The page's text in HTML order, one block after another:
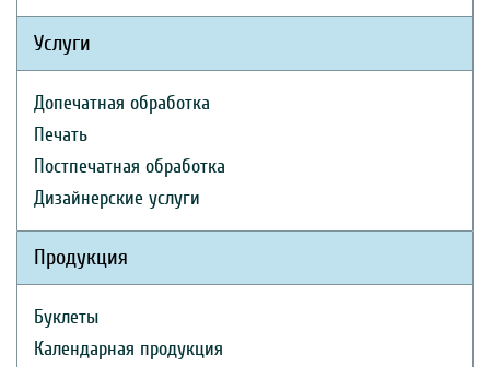
Услуги
Допечатная обработка
Печать
Постпечатная обработка
Дизайнерские услуги
Продукция
Буклеты
Календарная продукция